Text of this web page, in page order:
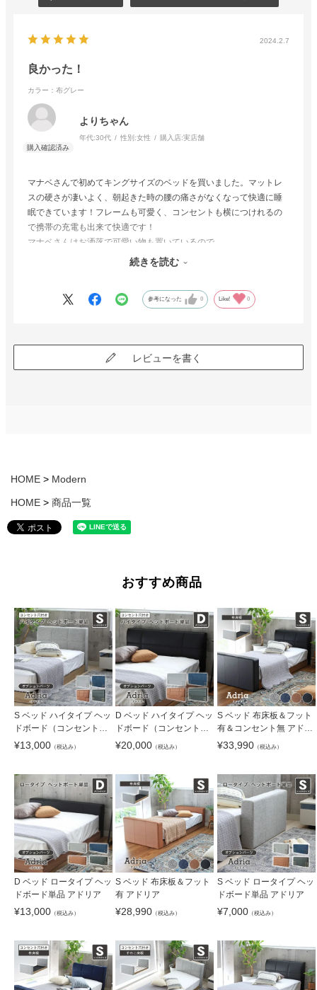
2024.2.7
良かった！
カラー：布グレー
よりちゃん
年代:30代 性別:女性 購入店:実店舗
マナベさんで初めてキングサイズのベッドを買いました。マットレ
スの硬さが凄いよく、朝起きた時の腰の痛さがなくなって快適に睡
眠できています！フレームも可愛く、コンセントも横につけれるの
で携帯の充電も出来て快適です！
マナベさんはお洒落で可愛い物も置いているので
また近くのお店に見に行こうと思っています。
続きを読む
参考になった 0 Like! 0
レビューを書く
HOME Modern
HOME 商品一覧
おすすめ商品
S ベッド ハイタイプ ヘッ
ドボード（コンセント
有）単品 アドリア
¥13,000 （税込み）
D ベッド ハイタイプ ヘッ
ドボード（コンセント
有）単品 アドリア
¥20,000 （税込み）
S ベッド 布床板＆フット
有＆コンセント無 アドリ
ア
¥33,990（税込み）
D ベッド ロータイプ ヘッ
ドボード単品 アドリア
¥13,000 （税込み）
S ベッド 布床板＆フット
有 アドリア
¥28,990 （税込み）
S ベッド ロータイプ ヘッ
ドボード単品 アドリア
¥7,000（税込み）